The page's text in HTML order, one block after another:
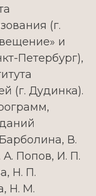
(г.
и
Петербург),
(г. Дудинка).
В.
Попов, И. П.
Н. П.
Н. М.